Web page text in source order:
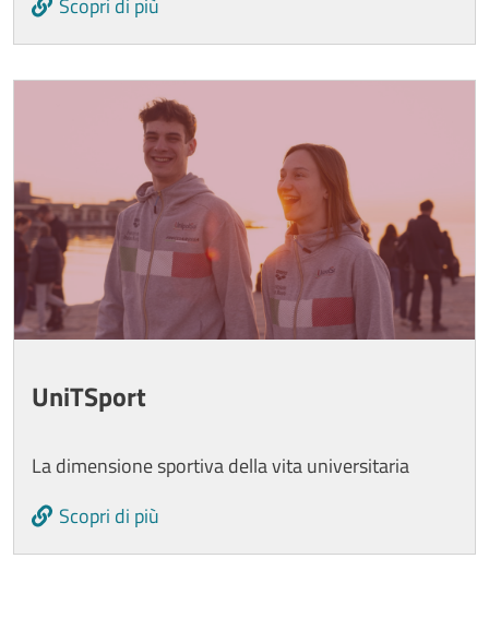
Scopri di più
UniTSport
La dimensione sportiva della vita universitaria
Scopri di più